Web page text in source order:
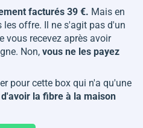
facturés 39 €. Mais en
les offre. Il ne s'agit pas d'un
vous recevez après avoir
Non, vous ne les payez
pour cette box qui n'a qu'une
la fibre à la maison